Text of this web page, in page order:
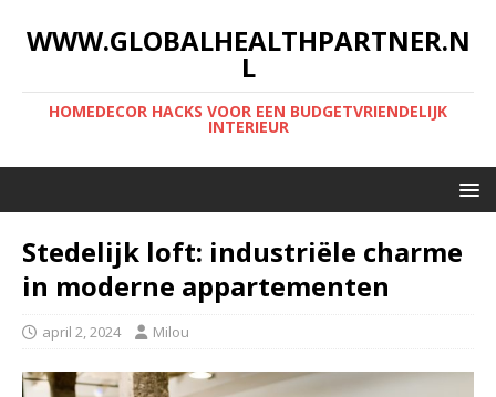
WWW.GLOBALHEALTHPARTNER.N
L
HOMEDECOR HACKS VOOR EEN BUDGETVRIENDELIJK
INTERIEUR
Stedelijk loft: industriële charme
in moderne appartementen
april 2, 2024 Milou